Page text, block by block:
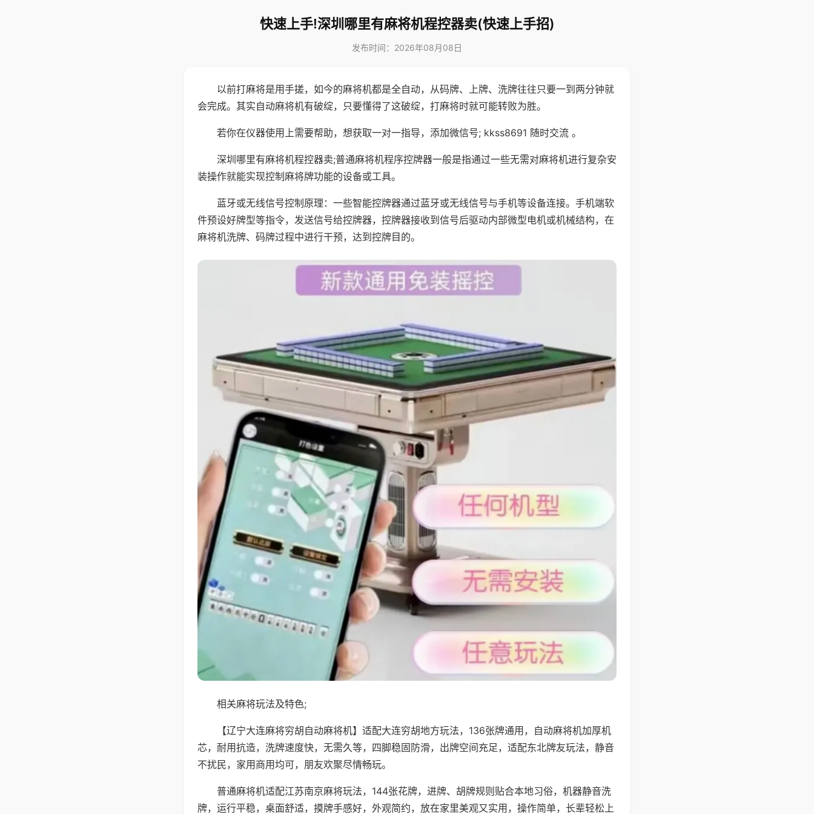
快速上手!深圳哪里有麻将机程控器卖(快速上手招)
发布时间：2026年08月08日
以前打麻将是用手搓，如今的麻将机都是全自动，从码牌、上牌、洗牌往往只要一到两分钟就
会完成。其实自动麻将机有破绽，只要懂得了这破绽，打麻将时就可能转败为胜。
若你在仪器使用上需要帮助，想获取一对一指导，添加微信号; kkss8691 随时交流 。
深圳哪里有麻将机程控器卖;普通麻将机程序控牌器一般是指通过一些无需对麻将机进行复杂安
装操作就能实现控制麻将牌功能的设备或工具。
蓝牙或无线信号控制原理：一些智能控牌器通过蓝牙或无线信号与手机等设备连接。手机端软
件预设好牌型等指令，发送信号给控牌器，控牌器接收到信号后驱动内部微型电机或机械结构，在
麻将机洗牌、码牌过程中进行干预，达到控牌目的。
相关麻将玩法及特色;
【辽宁大连麻将穷胡自动麻将机】适配大连穷胡地方玩法，136张牌通用，自动麻将机加厚机
芯，耐用抗造，洗牌速度快，无需久等，四脚稳固防滑，出牌空间充足，适配东北牌友玩法，静音
不扰民，家用商用均可，朋友欢聚尽情畅玩。
普通麻将机适配江苏南京麻将玩法，144张花牌，进牌、胡牌规则贴合本地习俗，机器静音洗
牌，运行平稳，桌面舒适，摸牌手感好，外观简约，放在家里美观又实用，操作简单，长辈轻松上